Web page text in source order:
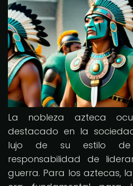
La nobleza azteca
destacado en la
lujo de su estilo
responsabilidad de
guerra. Para los aztecas,